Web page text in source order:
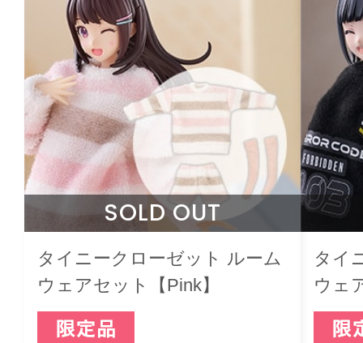
SOLD OUT
タイニークローゼット ルーム
ウェアセット【Pink】
タイ
ウェ